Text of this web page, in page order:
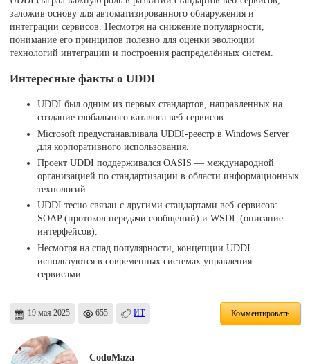
заложив основу для автоматизированного обнаружения и
интеграции сервисов. Несмотря на снижение популярности,
понимание его принципов полезно для оценки эволюции
технологий интеграции и построения распределённых систем.
Интересные факты о UDDI
UDDI был одним из первых стандартов, направленных на
создание глобального каталога веб-сервисов.
Microsoft предустанавливала UDDI-реестр в Windows Server
для корпоративного использования.
Проект UDDI поддерживался OASIS — международной
организацией по стандартизации в области информационных
технологий.
UDDI тесно связан с другими стандартами веб-сервисов:
SOAP (протокол передачи сообщений) и WSDL (описание
интерфейсов).
Несмотря на спад популярности, концепции UDDI
используются в современных системах управления
сервисами.
19 мая 2025 655 ИТ Комментировать
CodoMaza